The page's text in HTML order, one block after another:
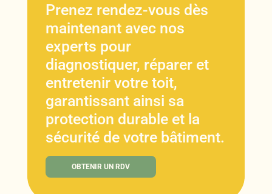
Prenez rendez-vous dès
maintenant avec nos
experts pour
diagnostiquer, réparer et
entretenir votre toit,
garantissant ainsi sa
protection durable et la
sécurité de votre bâtiment.
OBTENIR UN RDV